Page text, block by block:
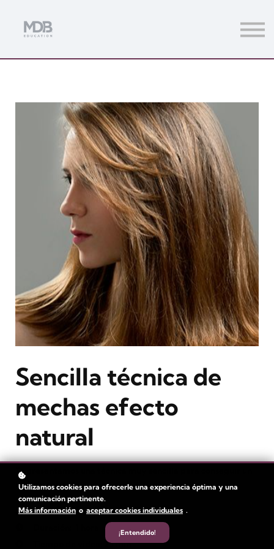
Únete a MDb Pro
Sencilla técnica de
mechas efecto
natural
Te presentamos una técnica muy sencilla para conseguir un
look de cabello.
Nivel: Principiante
Tiempo de video: 25 min
Utilizamos cookies para ofrecerle una experiencia óptima y una
comunicación pertinente.
Más información o aceptar cookies individuales .
¡Entendido!